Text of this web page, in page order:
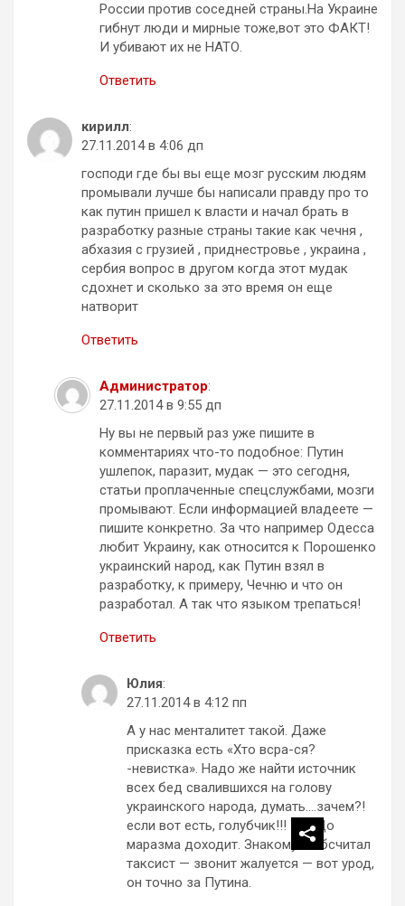
России против соседней страны.На Украине
гибнут люди и мирные тоже,вот это ФАКТ!
И убивают их не НАТО.
Ответить
кирилл:
27.11.2014 в 4:06 дп
господи где бы вы еще мозг русским людям
промывали лучше бы написали правду про то
как путин пришел к власти и начал брать в
разработку разные страны такие как чечня ,
абхазия с грузией , приднестровье , украина ,
сербия вопрос в другом когда этот мудак
сдохнет и сколько за это время он еще
натворит
Ответить
Администратор:
27.11.2014 в 9:55 дп
Ну вы не первый раз уже пишите в
комментариях что-то подобное: Путин
ушлепок, паразит, мудак — это сегодня,
статьи проплаченные спецслужбами, мозги
промывают. Если информацией владеете —
пишите конкретно. За что например Одесса
любит Украину, как относится к Порошенко
украинский народ, как Путин взял в
разработку, к примеру, Чечню и что он
разработал. А так что языком трепаться!
Ответить
Юлия:
27.11.2014 в 4:12 пп
А у нас менталитет такой. Даже
присказка есть «Хто всра-ся?
-невистка». Надо же найти источник
всех бед свалившихся на голову
украинского народа, думать….зачем?!
если вот есть, голубчик!!!
. До
маразма доходит. Знакомую обсчитал
таксист — звонит жалуется — вот урод,
он точно за Путина.